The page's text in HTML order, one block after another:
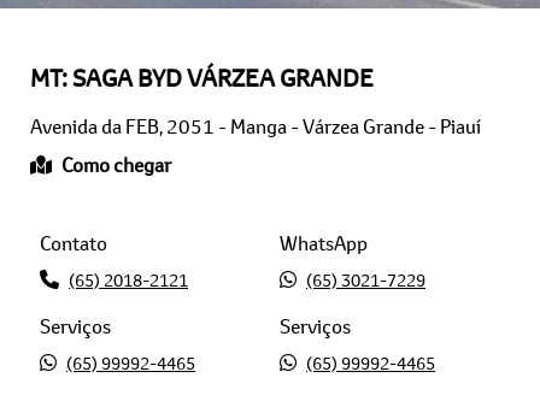
Avenida da FEB, 2051 - Manga - Várzea Grande - Piauí
Como chegar
(65) 2018-2121 (65) 3021-7229
Serviços
(65) 99992-4465
Serviços
(65) 99992-4465